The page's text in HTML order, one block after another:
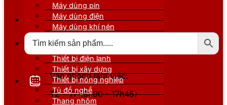
Văn phòng làm việc:
T2 - T7 (8h00 - 17h45)
Máy dùng pin
Máy dùng điện
Máy dùng khí nén
Thiết bị nâng đỡ
Thiết bị điện lạnh
Thiết bị xây dựng
Thiết bị nông nghiệp
Tủ đồ nghề
Thang nhôm